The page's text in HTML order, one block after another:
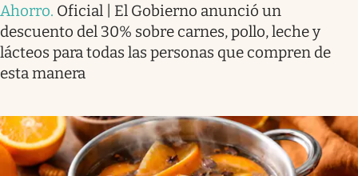
Ahorro. Oficial | El Gobierno anunció un
descuento del 30% sobre carnes, pollo, leche y
lácteos para todas las personas que compren de
esta manera